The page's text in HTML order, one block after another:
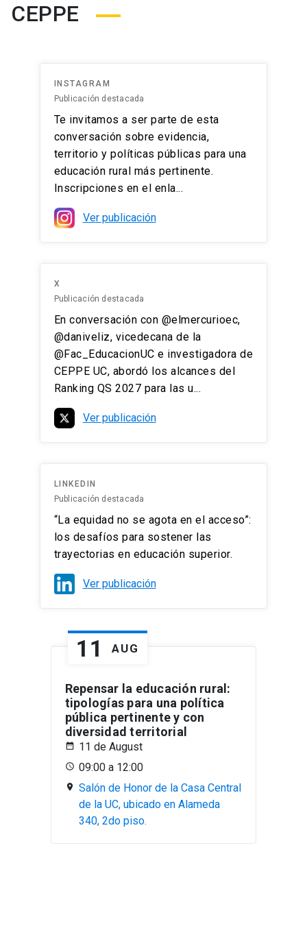
CEPPE
INSTAGRAM
Publicación destacada
Te invitamos a ser parte de esta
conversación sobre evidencia,
territorio y políticas públicas para una
educación rural más pertinente.
Inscripciones en el enla...
Ver publicación
X
Publicación destacada
En conversación con @elmercurioec,
@daniveliz, vicedecana de la
@Fac_EducacionUC e investigadora de
CEPPE UC, abordó los alcances del
Ranking QS 2027 para las u...
Ver publicación
LINKEDIN
Publicación destacada
“La equidad no se agota en el acceso”:
los desafíos para sostener las
trayectorias en educación superior.
Ver publicación
11 AUG
Repensar la educación rural:
tipologías para una política
pública pertinente y con
diversidad territorial
11 de August
09:00 a 12:00
Salón de Honor de la Casa Central
de la UC, ubicado en Alameda
340, 2do piso.